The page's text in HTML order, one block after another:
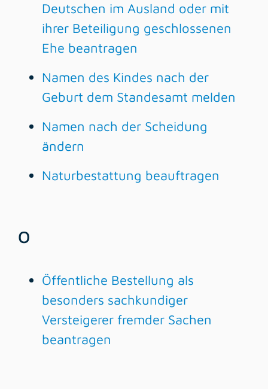
Deutschen im Ausland oder mit
ihrer Beteiligung geschlossenen
Ehe beantragen
Namen des Kindes nach der
Geburt dem Standesamt melden
Namen nach der Scheidung
ändern
Naturbestattung beauftragen
O
Öffentliche Bestellung als
besonders sachkundiger
Versteigerer fremder Sachen
beantragen